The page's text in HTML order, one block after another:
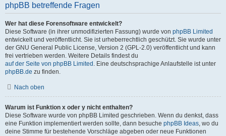
phpBB betreffende Fragen
Wer hat diese Forensoftware entwickelt?
Diese Software (in ihrer unmodifizierten Fassung) wurde von phpBB Limited
entwickelt und veröffentlicht. Sie ist urheberrechtlich geschützt. Sie wurde unter
der GNU General Public License, Version 2 (GPL-2.0) veröffentlicht und kann
frei vertrieben werden. Weitere Details findest du
auf der Seite von phpBB Limited . Eine deutschsprachige Anlaufstelle ist unter
phpBB.de zu finden.
Nach oben
Warum ist Funktion x oder y nicht enthalten?
Diese Software wurde von phpBB Limited geschrieben. Wenn du denkst, dass
eine Funktion implementiert werden sollte, dann besuche phpBB Ideas, wo du
deine Stimme für bestehende Vorschläge abgeben oder neue Funktionen